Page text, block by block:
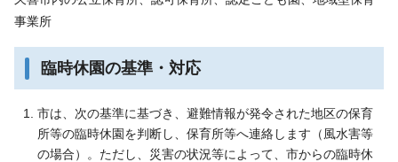
事業所
臨時休園の基準・対応
市は、次の基準に基づき、避難情報が発令された地区の保育
所等の臨時休園を判断し、保育所等へ連絡します（風水害等
の場合）。ただし、災害の状況等によって、市からの臨時休